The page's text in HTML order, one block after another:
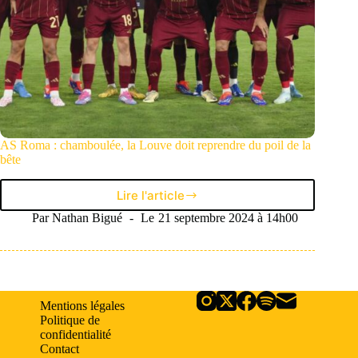
AS Roma : chamboulée, la Louve doit reprendre du poil de la
bête
Lire l'article
AS
Roma
chamboulée,
doit
reprendre
Par Nathan Bigué Le 21 septembre 2024 à 14h00
Mentions légales
Politique de
confidentialité
Contact